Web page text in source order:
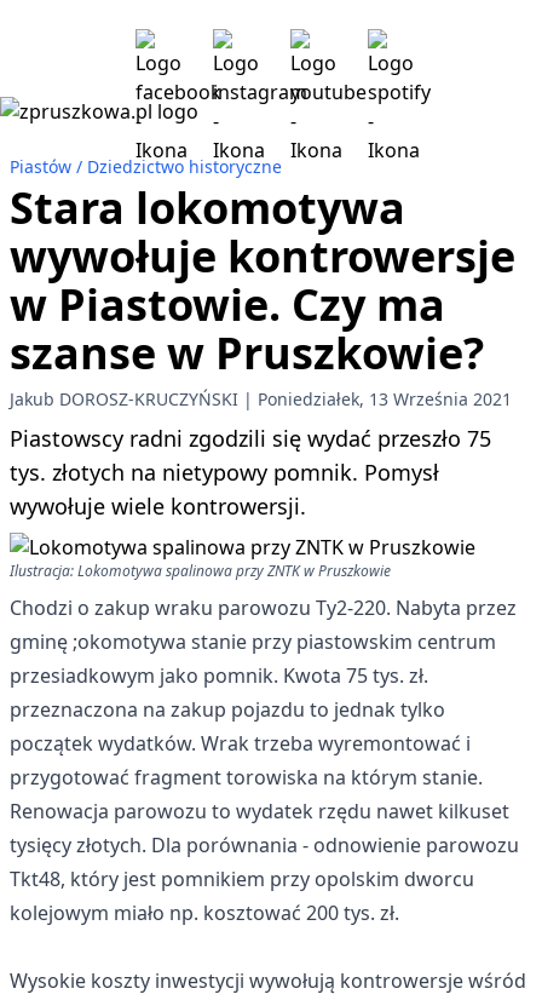
Piastów Dziedzictwo historyczne
Stara lokomotywa
wywołuje kontrowersje
w Piastowie. Czy ma
szanse w Pruszkowie?
Jakub DOROSZ-KRUCZYŃSKI Poniedziałek, 13 Września 2021
Piastowscy radni zgodzili się wydać przeszło 75
tys. złotych na nietypowy pomnik. Pomysł
wywołuje wiele kontrowersji.
Ilustracja: Lokomotywa spalinowa przy ZNTK w Pruszkowie
Chodzi o zakup wraku parowozu Ty2-220. Nabyta przez
gminę ;okomotywa stanie przy piastowskim centrum
przesiadkowym jako pomnik. Kwota 75 tys. zł.
przeznaczona na zakup pojazdu to jednak tylko
początek wydatków. Wrak trzeba wyremontować i
przygotować fragment torowiska na którym stanie.
Renowacja parowozu to wydatek rzędu nawet kilkuset
tysięcy złotych. Dla porównania - odnowienie parowozu
Tkt48, który jest pomnikiem przy opolskim dworcu
kolejowym miało np. kosztować 200 tys. zł.
Wysokie koszty inwestycji wywołują kontrowersje wśród